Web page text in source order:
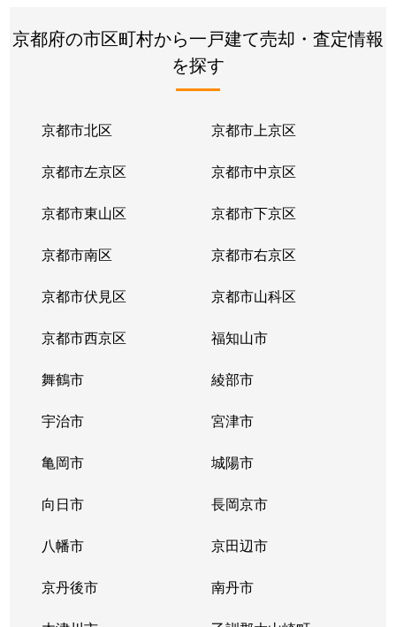
京都府の市区町村から一戸建て売却・査定情報
を探す
京都市北区 京都市上京区
京都市左京区 京都市中京区
京都市東山区 京都市下京区
京都市南区 京都市右京区
京都市伏見区 京都市山科区
京都市西京区 福知山市
舞鶴市 綾部市
宇治市 宮津市
亀岡市 城陽市
向日市 長岡京市
八幡市 京田辺市
京丹後市 南丹市